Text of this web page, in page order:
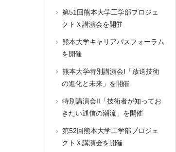
第51回熊本大学工学部プロジェ
クトＸ講演会を開催
熊本大学キャリアパスフォーラム
を開催
熊本大学特別講演会I「放送技術
の進化と未来」を開催
特別講演会II「技術者が知ってお
きたい通信の潮流」を開催
第52回熊本大学工学部プロジェ
クトＸ講演会を開催